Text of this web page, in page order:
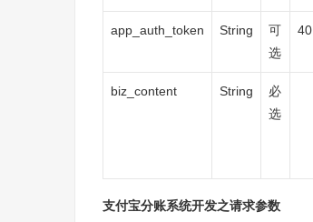
app_auth_token String
可
选
40
biz_content String
必
选
支付宝分账系统开发之请求参数